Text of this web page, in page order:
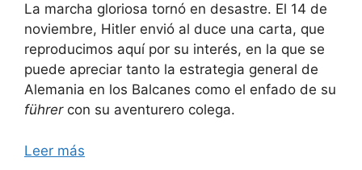
La marcha gloriosa tornó en desastre. El 14 de
noviembre, Hitler envió al duce una carta, que
reproducimos aquí por su interés, en la que se
puede apreciar tanto la estrategia general de
Alemania en los Balcanes como el enfado de su
führercon su aventurero colega.
Leer más